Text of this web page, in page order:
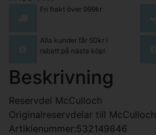
Fri frakt över 999kr
Alla kunder får 50kr i
rabatt på nästa köp!
Beskrivning
Reservdel McCulloch
Originalreservdelar till McCulloch
Artiklenummer:532149846